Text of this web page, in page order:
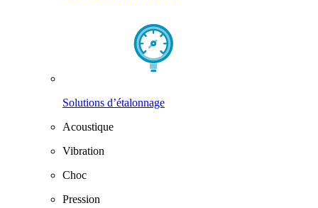
Solutions d’étalonnage
Acoustique
Vibration
Choc
Pression